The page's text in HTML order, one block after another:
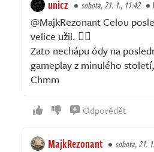
unicz sobota, 21. 1., 11:42
@MajkRezonant Celou
velice užil. 🤷‍♂️
Zato nechápu ódy na
gameplay z minulého
Chmm
Odpovědět
MajkRezonant sobota, 21.